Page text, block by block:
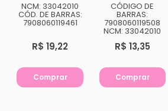
NCM: 33042010
CÓD. DE BARRAS:
7908060119461
R$ 19,22
Comprar
CÓDIGO DE
BARRAS:
7908060119508
NCM: 33042010
R$ 13,35
Comprar